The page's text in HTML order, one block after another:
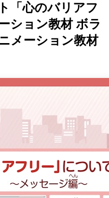
「心のバリアフ
ション教材 ボラ
メーション教材